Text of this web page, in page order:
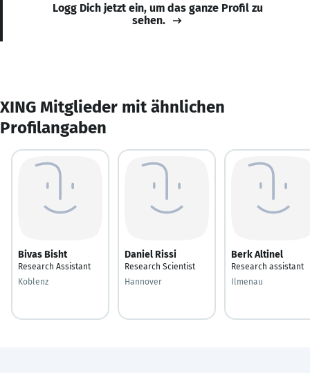
Logg Dich jetzt ein, um das ganze Profil zu
sehen.
XING Mitglieder mit ähnlichen
Profilangaben
Bivas Bisht
Research Assistant
Koblenz
Daniel Rissi
Research Scientist
Hannover
Berk Altinel
Research assistant
Ilmenau